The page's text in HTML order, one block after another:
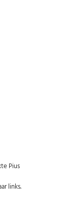
Pius
links.